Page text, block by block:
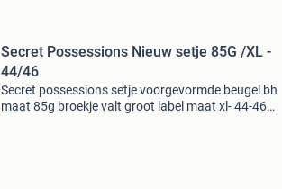
Secret Possessions Nieuw setje 85G /XL -
44/46
Secret possessions setje voorgevormde beugel bh
maat 85g broekje valt groot label maat xl- 44-46